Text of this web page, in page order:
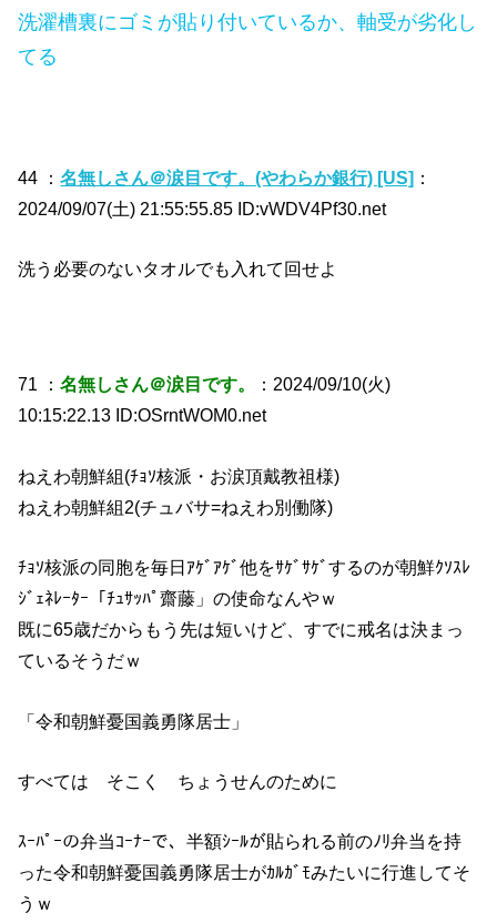
洗濯槽裏にゴミが貼り付いているか、軸受が劣化し
てる
44 ：名無しさん＠涙目です。(やわらか銀行) [US] ：
2024/09/07(土) 21:55:55.85 ID:vWDV4Pf30.net
洗う必要のないタオルでも入れて回せよ
71 ：名無しさん＠涙目です。
：2024/09/10(火)
10:15:22.13 ID:OSrntWOM0.net
ねえわ朝鮮組(ﾁｮｿ核派・お涙頂戴教祖様)
ねえわ朝鮮組2(チュバサ=ねえわ別働隊)
ﾁｮｿ核派の同胞を毎日ｱｹﾞｱｹﾞ他をｻｹﾞｻｹﾞするのが朝鮮ｸｿｽﾚ
ｼﾞｪﾈﾚｰﾀｰ「ﾁｭｻｯﾊﾟ齋藤」の使命なんやｗ
既に65歳だからもう先は短いけど、すでに戒名は決まっ
ているそうだｗ
「令和朝鮮憂国義勇隊居士」
すべては そこく ちょうせんのために
ｽｰﾊﾟｰの弁当ｺｰﾅｰで、半額ｼｰﾙが貼られる前のﾉﾘ弁当を持
った令和朝鮮憂国義勇隊居士がｶﾙｶﾞﾓみたいに行進してそ
うｗ